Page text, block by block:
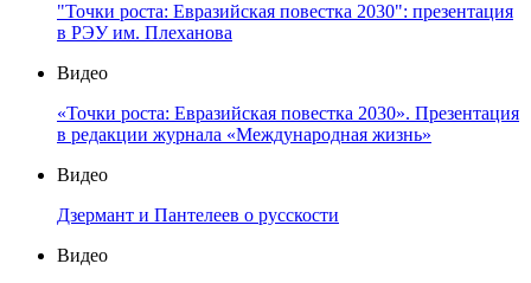
"Точки роста: Евразийская повестка 2030": презентация
в РЭУ им. Плеханова
Видео
«Точки роста: Евразийская повестка 2030». Презентация
в редакции журнала «Международная жизнь»
Видео
Дзермант и Пантелеев о русскости
Видео